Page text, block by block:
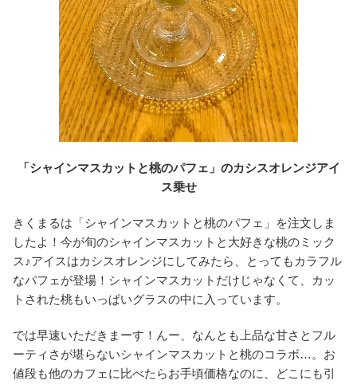
「シャインマスカットと桃のパフェ」のカシスオレンジアイ
ス乗せ
きくまるは「シャインマスカットと桃のパフェ」を注文しま
したよ！今が旬のシャインマスカットと大好きな桃のミック
ス♪アイスはカシスオレンジにしてみたら、とってもカラフル
なパフェが登場！シャインマスカットだけじゃなくて、カッ
トされた桃もいっぱいグラスの中に入っています。
では早速いただきまーす！んー、なんとも上品な甘さとフル
ーティさが堪らないシャインマスカットと桃のコラボ…。お
値段も他のカフェに比べたらお手頃価格なのに、どこにも引